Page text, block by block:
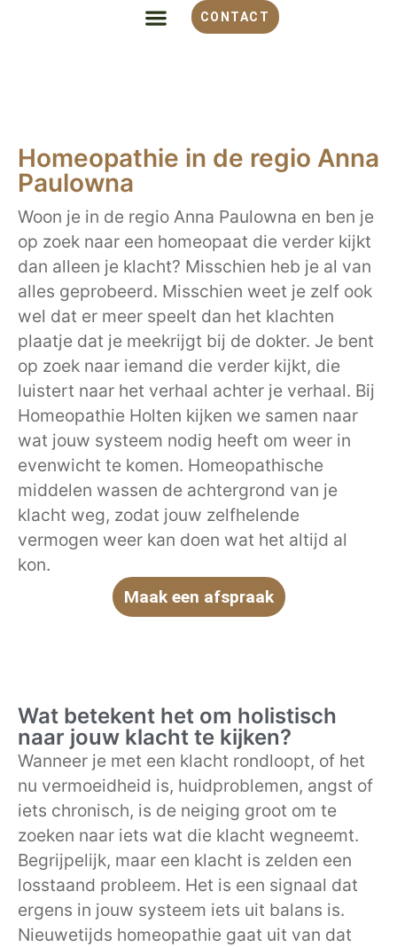
CONTACT
Homeopathie in de regio Anna
Paulowna
Woon je in de regio Anna Paulowna en ben je
op zoek naar een homeopaat die verder kijkt
dan alleen je klacht? Misschien heb je al van
alles geprobeerd. Misschien weet je zelf ook
wel dat er meer speelt dan het klachten
plaatje dat je meekrijgt bij de dokter. Je bent
op zoek naar iemand die verder kijkt, die
luistert naar het verhaal achter je verhaal. Bij
Homeopathie Holten kijken we samen naar
wat jouw systeem nodig heeft om weer in
evenwicht te komen. Homeopathische
middelen wassen de achtergrond van je
klacht weg, zodat jouw zelfhelende
vermogen weer kan doen wat het altijd al
kon.
Maak een afspraak
Wat betekent het om holistisch
naar jouw klacht te kijken?
Wanneer je met een klacht rondloopt, of het
nu vermoeidheid is, huidproblemen, angst of
iets chronisch, is de neiging groot om te
zoeken naar iets wat die klacht wegneemt.
Begrijpelijk, maar een klacht is zelden een
losstaand probleem. Het is een signaal dat
ergens in jouw systeem iets uit balans is.
Nieuwetijds homeopathie gaat uit van dat